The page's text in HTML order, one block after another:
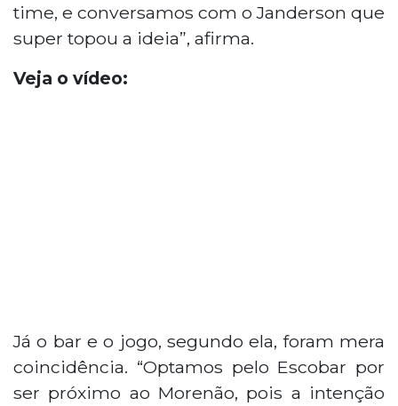
time, e conversamos com o Janderson que
super topou a ideia”, afirma.
Veja o vídeo:
Já o bar e o jogo, segundo ela, foram mera
coincidência. “Optamos pelo Escobar por
ser próximo ao Morenão, pois a intenção